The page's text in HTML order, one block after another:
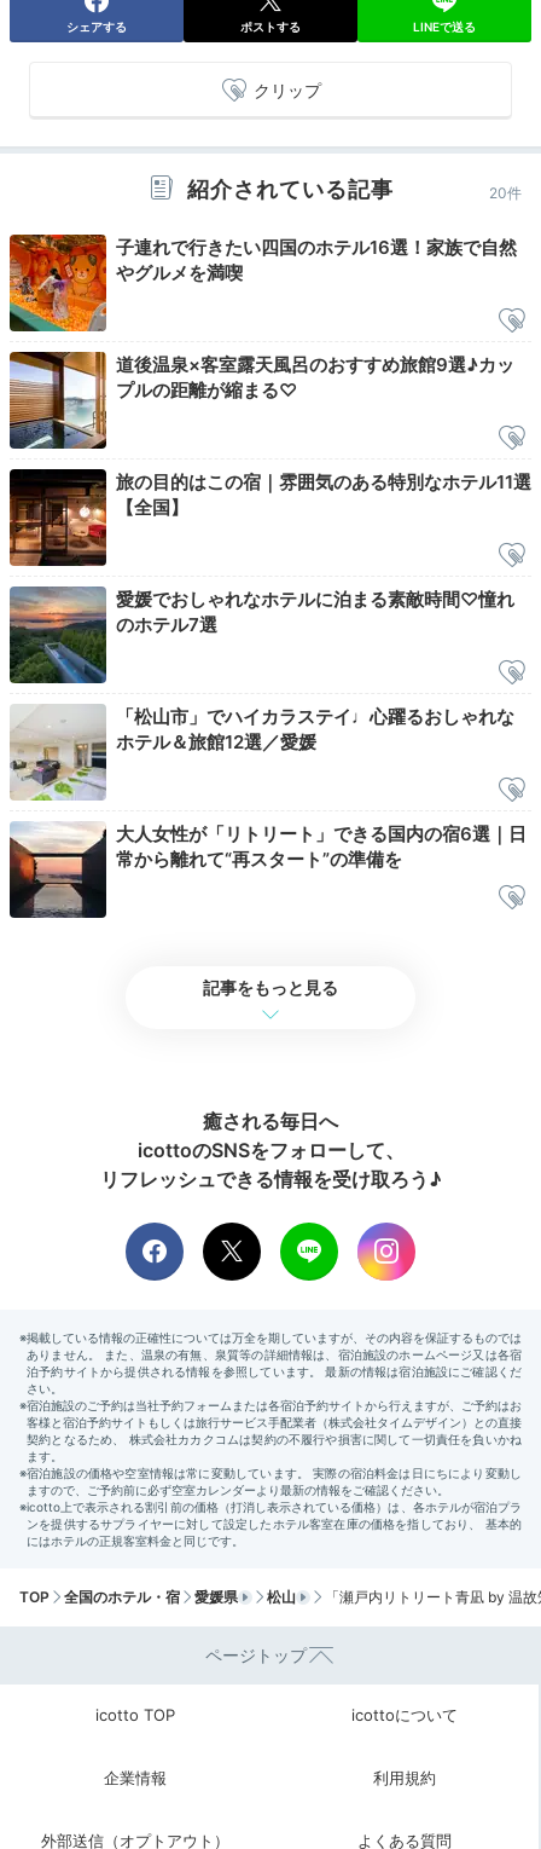
が。夕食時のデザートプレートアレンジや、ケーキ、お
にすることで、さらに心に残る時間を過ごせそうです
ね。
ym__m__
夫の誕生日祝いに、到着時のケーキと夕食時のデザート
プレートをお願いしました。見た目の良さはもちろん本
当においしく、注文して良かったです。
+1
Night
22:30
贅沢なバスルームで
リラックス
1日の終わりに、客室のジャグジーバスでリラックス。
「半露天温泉スイート」はフルフラットの寝湯付きで、
全身の力を抜いて温泉を楽しめますよ。バスローブや化
足を伸ばしてゆっくり浸かれるバスタブ。愛媛らしい柑
橘系入浴剤もあり、良い香りで癒されました。また、パ
ジャマや靴下などの小物までおしゃれで、心躍りまし
た。
+4
2日目
Breakfast
四国のおいしさが
シェアする ポストする LINEで送る
クリップ
紹介されている記事 20件
子連れで行きたい四国のホテル16選！家族で自然
やグルメを満喫
道後温泉×客室露天風呂のおすすめ旅館9選♪カッ
プルの距離が縮まる♡
旅の目的はこの宿｜雰囲気のある特別なホテル11選
【全国】
愛媛でおしゃれなホテルに泊まる素敵時間♡憧れ
のホテル7選
「松山市」でハイカラステイ♩心躍るおしゃれな
ホテル＆旅館12選／愛媛
大人女性が「リトリート」できる国内の宿6選｜日
常から離れて“再スタート”の準備を
記事をもっと見る
癒される毎日へ
icottoのSNSをフォローして、
リフレッシュできる情報を受け取ろう♪
TOP 全国のホテル・宿 愛媛県 松山 「瀬戸内リトリート青凪 by 温
ページトップ
icotto TOP icottoについて
企業情報 利用規約
外部送信（オプトアウト） よくある質問